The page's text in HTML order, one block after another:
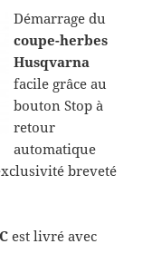
Démarrage du
coupe-herbes
Husqvarna
facile grâce au
bouton Stop à
retour
automatique
breveté
est livré avec